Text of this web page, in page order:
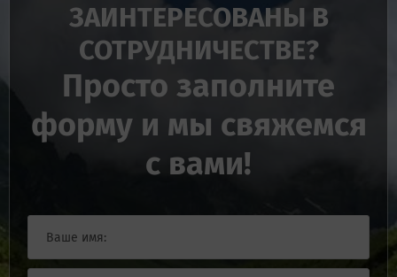
ЗАИНТЕРЕСОВАНЫ В
СОТРУДНИЧЕСТВЕ?
Просто заполните
форму и мы свяжемся
с вами!